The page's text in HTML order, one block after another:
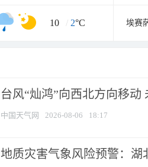
10 / 2°C 埃赛
台风“灿鸿”向西北方向移动
中国天气网 2026-08-06 18:17
地质灾害气象风险预警：湖